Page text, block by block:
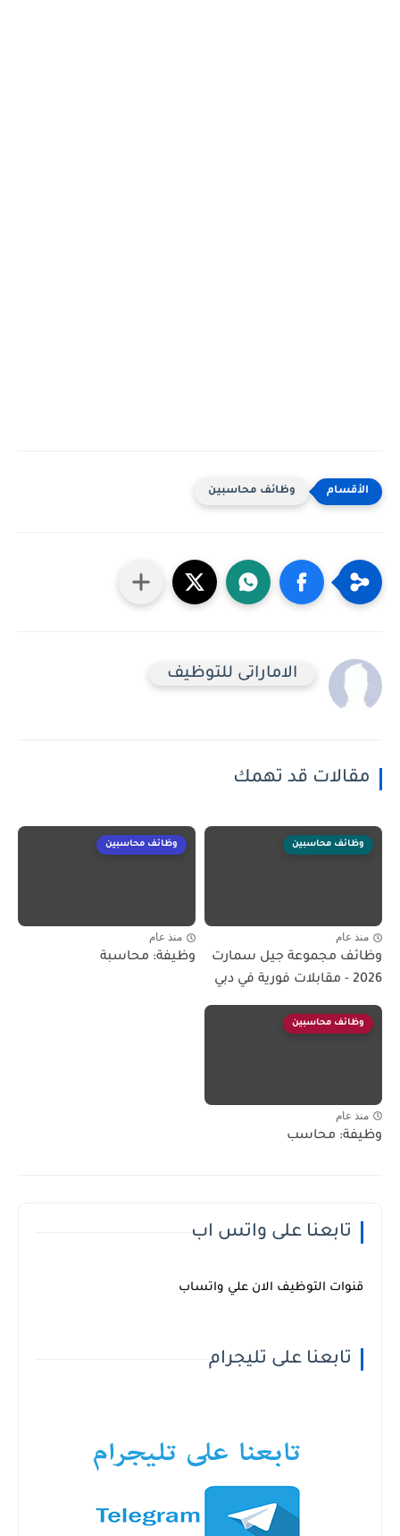
وظائف محاسبين
الاماراتى للتوظيف
مقالات قد تهمك
وظائف محاسبين
منذ عام
وظائف مجموعة جيل سمارت
2026 - مقابلات فورية في دبي
وظائف محاسبين
منذ عام
وظيفة: محاسبة
وظائف محاسبين
منذ عام
وظيفة: محاسب
تابعنا على واتس اب
قنوات التوظيف الان علي واتساب
تابعنا على تليجرام